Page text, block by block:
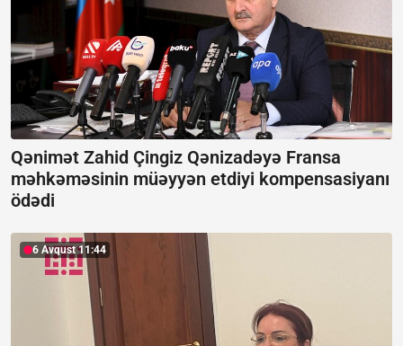
Qənimət Zahid Çingiz Qənizadəyə Fransa
məhkəməsinin müəyyən etdiyi kompensasiyanı
ödədi
6 Avqust 11:44